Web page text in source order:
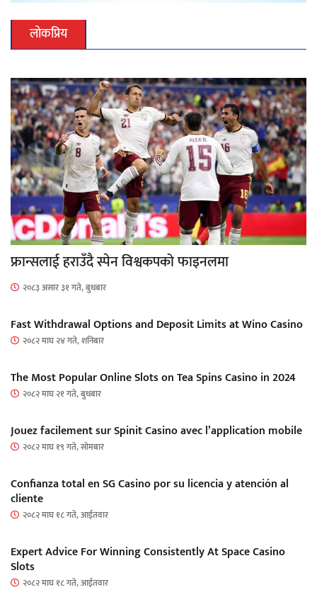
लोकप्रिय
फ्रान्सलाई हराउँदै स्पेन विश्वकपको फाइनलमा
२०८३ असार ३१ गते, बुधबार
Fast Withdrawal Options and Deposit Limits at Wino Casino
२०८२ माघ २४ गते, शनिबार
The Most Popular Online Slots on Tea Spins Casino in 2024
२०८२ माघ २१ गते, बुधबार
Jouez facilement sur Spinit Casino avec l’application mobile
२०८२ माघ १९ गते, सोमबार
Confianza total en SG Casino por su licencia y atención al
cliente
२०८२ माघ १८ गते, आईतवार
Expert Advice For Winning Consistently At Space Casino
Slots
२०८२ माघ १८ गते, आईतवार